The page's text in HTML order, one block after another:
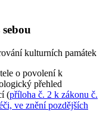
kulturních památek
o povolení k
přehled
(příloha č. 2 k zákonu č.
ve znění pozdějších